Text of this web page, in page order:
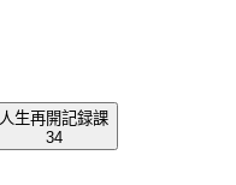
人生再開記録課
34